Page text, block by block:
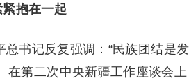
抱在一起
书记反复强调：“民族团结是发
在第二次中央新疆工作座谈会